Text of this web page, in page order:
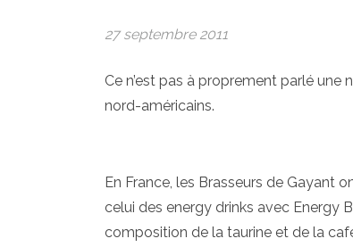
27 septembre 2011
Ce n’est pas à proprement parlé une
nord-américains.
En France, les Brasseurs de Gayant
celui des energy drinks avec Energy
composition de la taurine et de la